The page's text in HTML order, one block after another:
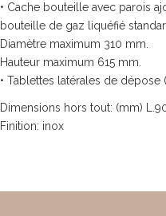
• Cache bouteille avec parois
bouteille de gaz liquéfié
Diamètre maximum 310 mm.
Hauteur maximum 615 mm.
• Tablettes latérales de dépose
Dimensions hors tout: (mm)
Finition: inox